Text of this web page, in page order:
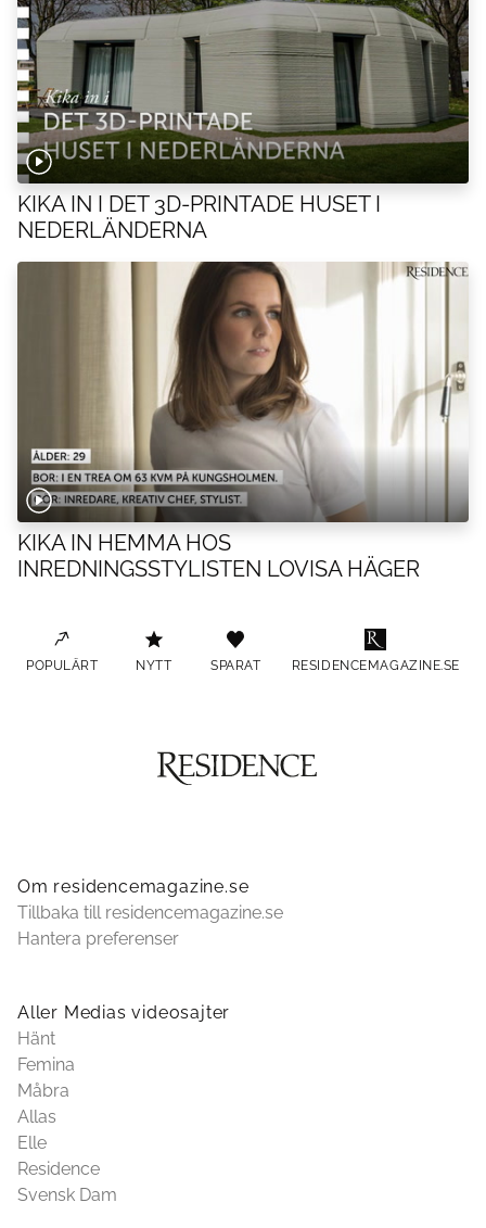
KIKA IN I DET 3D-PRINTADE HUSET I
NEDERLÄNDERNA
KIKA IN HEMMA HOS
INREDNINGSSTYLISTEN LOVISA HÄGER
POPULÄRT NYTT SPARAT RESIDENCEMAGAZINE.SE
Om residencemagazine.se
Tillbaka till residencemagazine.se
Hantera preferenser
Aller Medias videosajter
Hänt
Femina
Måbra
Allas
Elle
Residence
Svensk Dam